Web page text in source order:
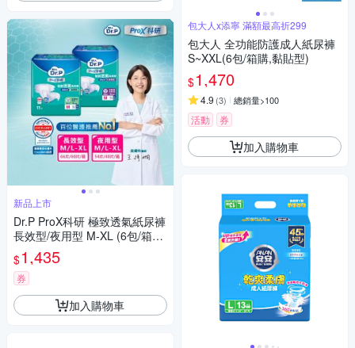
新品上市
Dr.P ProX科研 極致透氣紙尿褲
長效型/夜用型 M-XL (6包/箱購,
黏貼型,成人紙尿褲)
$1,435
券
加入購物車
包大人x添寧 滿額最高折299
包大人 全功能防護成人紙尿褲
S~XXL(6包/箱購,黏貼型)
$1,470
4.9 (3) 總銷量>100
活動 券
加入購物車